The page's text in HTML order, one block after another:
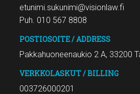
etunimi.sukunimi@visionlaw.fi
Puh. 010 567 8808
POSTIOSOITE / ADDRESS
Pakkahuoneenaukio 2 A, 33200
VERKKOLASKUT / BILLING
003726000201